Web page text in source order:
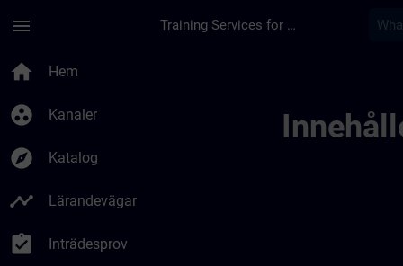
menu Training Services for Digital Industries
home Hem
group_work Kanaler
explore Katalog
timeline Lärandevägar
assignment_turned_in Inträdesprov